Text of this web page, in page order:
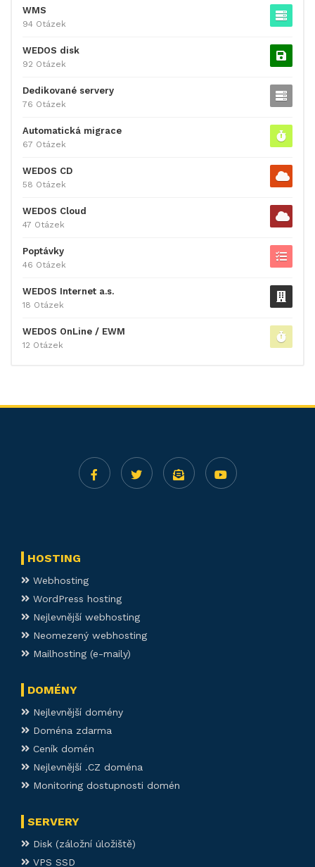
WMS
94 Otázek
WEDOS disk
92 Otázek
Dedikované servery
76 Otázek
Automatická migrace
67 Otázek
WEDOS CD
58 Otázek
WEDOS Cloud
47 Otázek
Poptávky
46 Otázek
WEDOS Internet a.s.
18 Otázek
WEDOS OnLine / EWM
12 Otázek
HOSTING
Webhosting
WordPress hosting
Nejlevnější webhosting
Neomezený webhosting
Mailhosting (e-maily)
DOMÉNY
Nejlevnější domény
Doména zdarma
Ceník domén
Nejlevnější .CZ doména
Monitoring dostupnosti domén
SERVERY
Disk (záložní úložiště)
VPS SSD